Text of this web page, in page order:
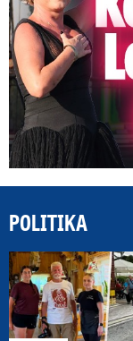
POLITIKA